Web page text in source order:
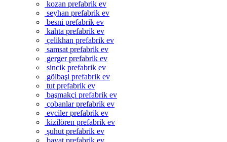
kozan prefabrik ev
seyhan prefabrik ev
besni prefabrik ev
kahta prefabrik ev
çelikhan prefabrik ev
samsat prefabrik ev
gerger prefabrik ev
sincik prefabrik ev
gölbaşi prefabrik ev
tut prefabrik ev
başmakçi prefabrik ev
çobanlar prefabrik ev
evciler prefabrik ev
kizilören prefabrik ev
şuhut prefabrik ev
bayat prefabrik ev